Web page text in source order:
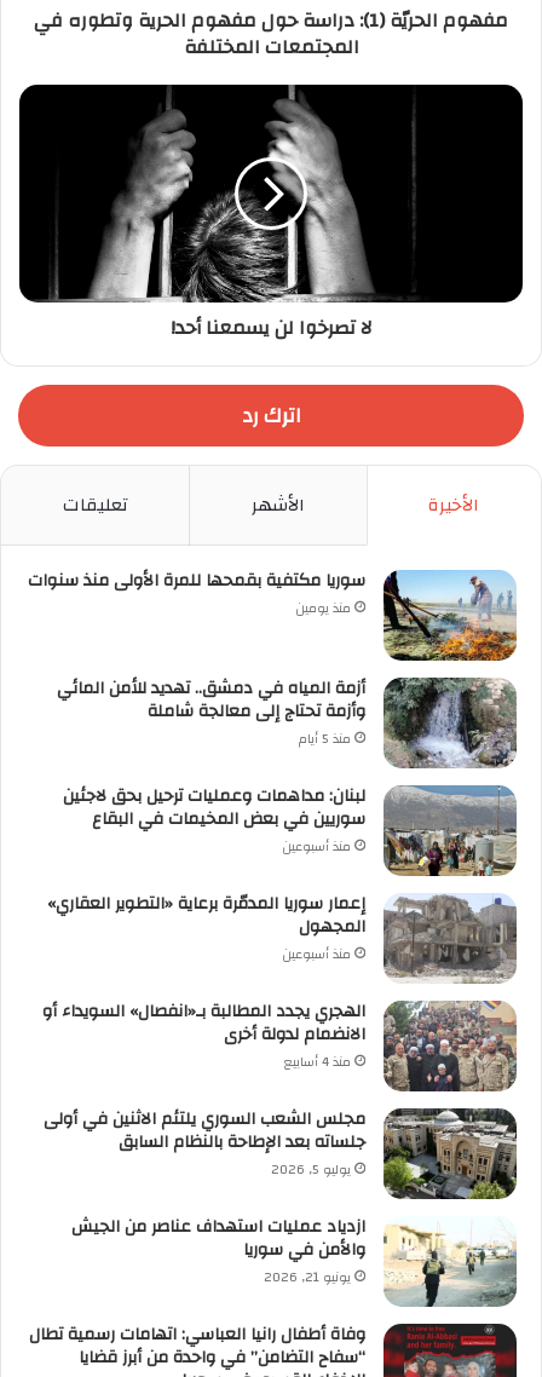
مفهوم الحريّة (1): دراسة حول مفهوم الحرية وتطوره في
المجتمعات المختلفة
لا تصرخوا لن يسمعنا أحد!
اترك رد
الأخيرة الأشهر تعليقات
سوريا مكتفية بقمحها للمرة الأولى منذ سنوات
منذ يومين
أزمة المياه في دمشق.. تهديد للأمن المائي
وأزمة تحتاج إلى معالجة شاملة
منذ 5 أيام
لبنان: مداهمات وعمليات ترحيل بحق لاجئين
سوريين في بعض المخيمات في البقاع
منذ أسبوعين
إعمار سوريا المدمّرة برعاية «التطوير العقاري»
المجهول
منذ أسبوعين
الهجري يجدد المطالبة بـ«انفصال» السويداء أو
الانضمام لدولة أخرى
منذ 4 أسابيع
مجلس الشعب السوري يلتئم الاثنين في أولى
جلساته بعد الإطاحة بالنظام السابق
يوليو 5, 2026
ازدياد عمليات استهداف عناصر من الجيش
والأمن في سوريا
يونيو 21, 2026
وفاة أطفال رانيا العباسي: اتهامات رسمية تطال
“سفاح التضامن” في واحدة من أبرز قضايا